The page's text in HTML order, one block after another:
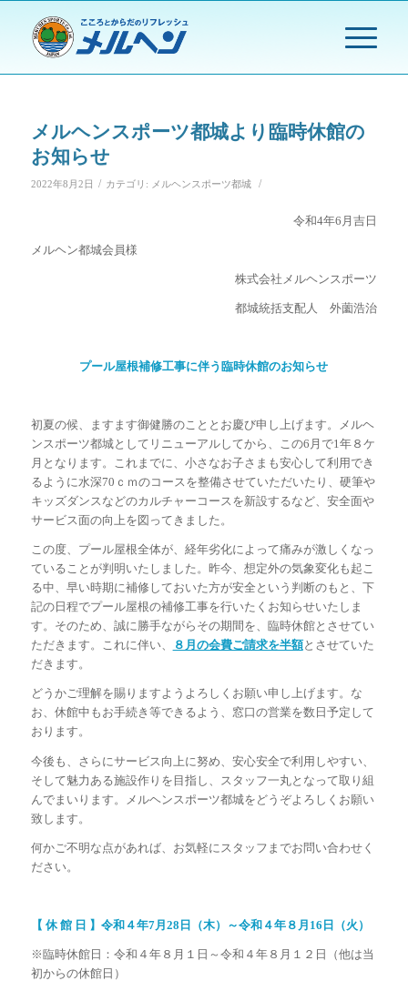
メルヘンスポーツ都城より臨時休館の
お知らせ
2022年8月2日 / カテゴリ: メルヘンスポーツ都城 /
令和4年6月吉日
メルヘン都城会員様
株式会社メルヘンスポーツ
都城統括支配人 外薗浩治
プール屋根補修工事に伴う臨時休館のお知らせ
初夏の候、ますます御健勝のこととお慶び申し上げます。メルヘ
ンスポーツ都城としてリニューアルしてから、この6月で1年８ケ
月となります。これまでに、小さなお子さまも安心して利用でき
るように水深70ｃｍのコースを整備させていただいたり、硬筆や
キッズダンスなどのカルチャーコースを新設するなど、安全面や
サービス面の向上を図ってきました。
この度、プール屋根全体が、経年劣化によって痛みが激しくなっ
ていることが判明いたしました。昨今、想定外の気象変化も起こ
る中、早い時期に補修しておいた方が安全という判断のもと、下
記の日程でプール屋根の補修工事を行いたくお知らせいたしま
す。そのため、誠に勝手ながらその期間を、臨時休館とさせてい
ただきます。これに伴い、
８月の会費ご請求を半額とさせていた
だきます。
どうかご理解を賜りますようよろしくお願い申し上げます。な
お、休館中もお手続き等できるよう、窓口の営業を数日予定して
おります。
今後も、さらにサービス向上に努め、安心安全で利用しやすい、
そして魅力ある施設作りを目指し、スタッフ一丸となって取り組
んでまいります。メルヘンスポーツ都城をどうぞよろしくお願い
致します。
何かご不明な点があれば、お気軽にスタッフまでお問い合わせく
ださい。
【 休 館 日 】令和４年7月28日（木）～令和４年８月16日（火）
※臨時休館日：令和４年８月１日～令和４年８月１２日（他は当
初からの休館日）